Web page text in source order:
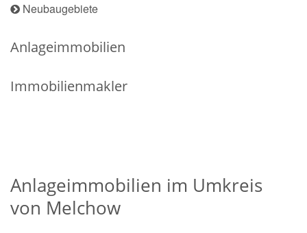
Neubaugebiete
Anlageimmobilien
Immobilienmakler
Anlageimmobilien im Umkreis
von Melchow